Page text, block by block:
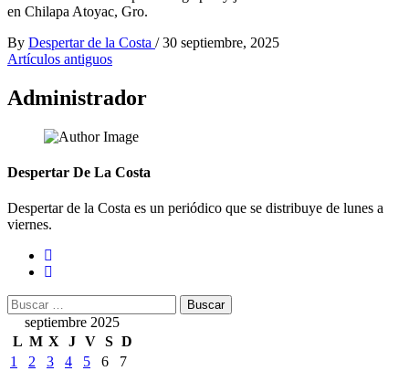
en Chilapa Atoyac, Gro.
By Despertar de la Costa / 30 septiembre, 2025
Navegación
de
entradas
Artículos antiguos
Administrador
Despertar De La Costa
Despertar de la Costa es un periódico que se distribuye de lunes a
viernes.
Buscar:
septiembre 2025
L M X J V S D
1
2 3 4 5 6
7